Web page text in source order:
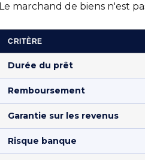
Le marchand de biens n'est
CRITÈRE
Durée du prêt
Remboursement
Garantie sur les revenus
Risque banque